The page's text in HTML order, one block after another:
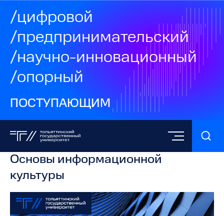
/цифровой
/предпринимательский
/научно-инновационный
/опорный
ПОСТУПАЮЩИМ
Основы информационной
культуры